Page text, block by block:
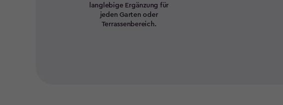
langlebige Ergänzung für
jeden Garten oder
Terrassenbereich.